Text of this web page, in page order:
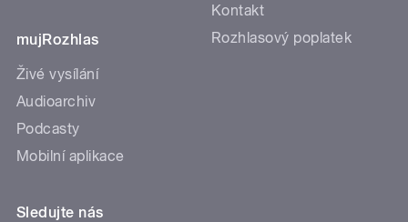
mujRozhlas
Živé vysílání
Audioarchiv
Podcasty
Mobilní aplikace
Kontakt
Rozhlasový poplatek
Sledujte nás